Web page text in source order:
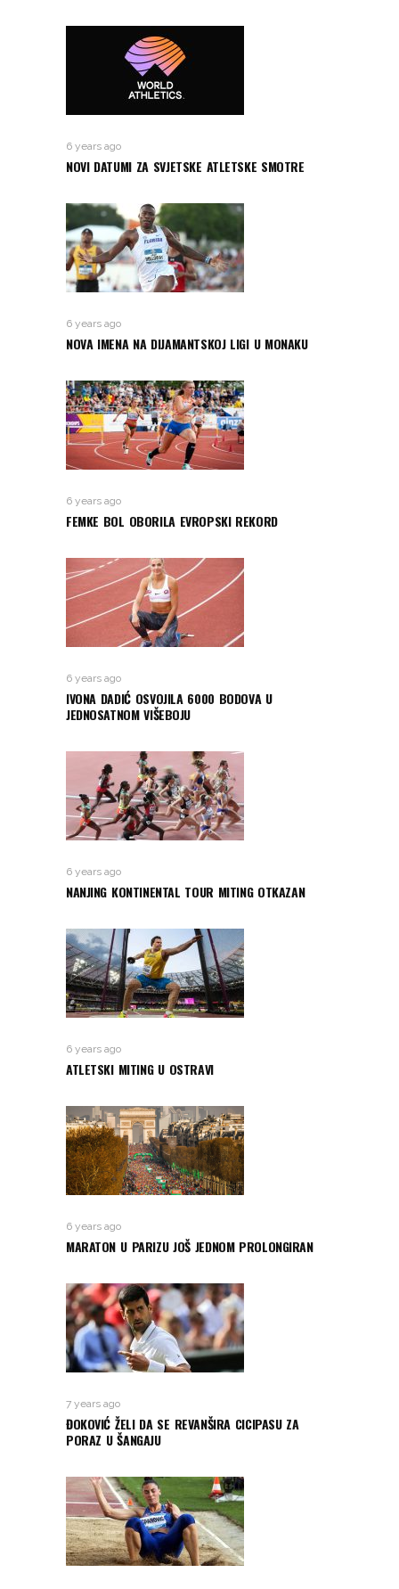
6 years ago
NOVI DATUMI ZA SVJETSKE ATLETSKE SMOTRE
6 years ago
NOVA IMENA NA DIJAMANTSKOJ LIGI U MONAKU
6 years ago
FEMKE BOL OBORILA EVROPSKI REKORD
6 years ago
IVONA DADIĆ OSVOJILA 6000 BODOVA U
JEDNOSATNOM VIŠEBOJU
6 years ago
NANJING KONTINENTAL TOUR MITING OTKAZAN
6 years ago
ATLETSKI MITING U OSTRAVI
6 years ago
MARATON U PARIZU JOŠ JEDNOM PROLONGIRAN
7 years ago
ĐOKOVIĆ ŽELI DA SE REVANŠIRA CICIPASU ZA
PORAZ U ŠANGAJU